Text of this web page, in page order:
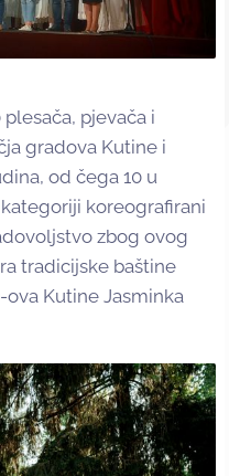
pjevača i
gradova Kutine i
od čega 10 u
koreografirani
zbog ovog
tradicijske baštine
ova Kutine Jasminka